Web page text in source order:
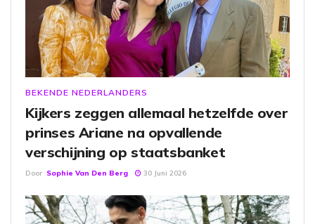
BEKENDE NEDERLANDERS
Kijkers zeggen allemaal hetzelfde over
prinses Ariane na opvallende
verschijning op staatsbanket
Door Sophie Van Den Berg 30 Juni 2026